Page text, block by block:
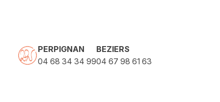
PERPIGNAN
04 68 34 34 99
BEZIERS
04 67 98 61 63